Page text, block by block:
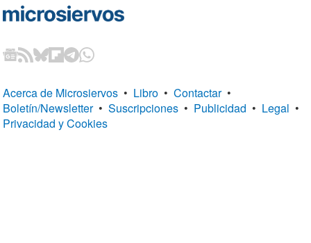
Acerca de Microsiervos • Libro • Contactar •
Boletín/Newsletter • Suscripciones • Publicidad • Legal •
Privacidad y Cookies